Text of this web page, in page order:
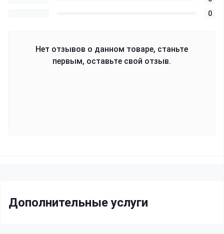
0
Нет отзывов о данном товаре, станьте
первым, оставьте свой отзыв.
Дополнительные услуги